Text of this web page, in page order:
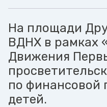
На площади
ВДНХ в рамках
Движения
по финансовой
детей.